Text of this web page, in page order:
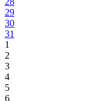
29
30
31
1
2
3
4
5
6